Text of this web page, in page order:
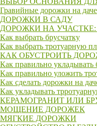
Гравийные дорожки на даче
ДОРОЖКИ В САДУ
ДОРОЖКИ НА
Как выбрать брусчатку
Как выбрать тротуарную
КАК ОБУСТРОИТЬ
Как правильно укладывать
Как правильно уложить
Как сделать дорожки на
Как укладывать
КЕРАМОГРАНИТ ИЛИ
МОЩЕНИЕ ДОРОЖЕК
МЯГКИЕ ДОРОЖКИ